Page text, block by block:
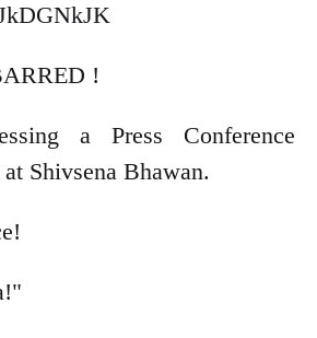
!
a Press Conference
Shivsena Bhawan.